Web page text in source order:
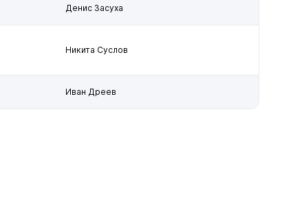
Денис Засуха
Никита Суслов
Иван Дреев